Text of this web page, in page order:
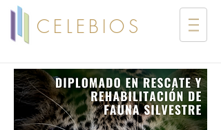
CELEBIOS